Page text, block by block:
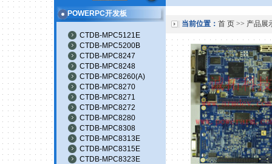
POWERPC开发板
CTDB-MPC5121E
CTDB-MPC5200B
CTDB-MPC8247
CTDB-MPC8248
CTDB-MPC8260(A)
CTDB-MPC8270
CTDB-MPC8271
CTDB-MPC8272
CTDB-MPC8280
CTDB-MPC8308
CTDB-MPC8313E
CTDB-MPC8315E
CTDB-MPC8323E
当前位置： 首 页>> 产品展